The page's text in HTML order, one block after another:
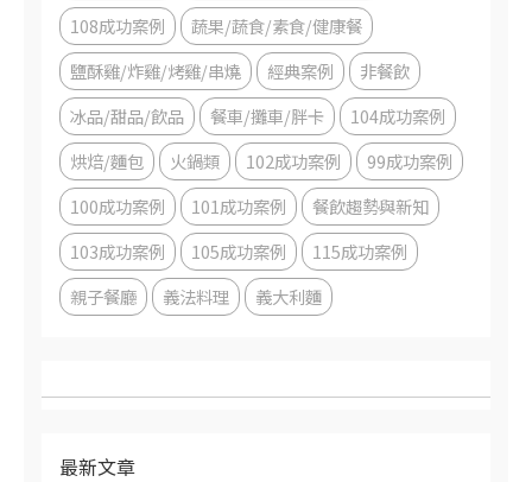
108成功案例
蔬果/蔬食/素食/健康餐
鹽酥雞/炸雞/烤雞/串燒
經典案例
非餐飲
冰品/甜品/飲品
餐車/攤車/胖卡
104成功案例
烘焙/麵包
火鍋類 102成功案例
99成功案例
100成功案例
101成功案例
餐飲趨勢與新知
103成功案例
105成功案例
115成功案例
親子餐廳
義法料理 義大利麵
最新文章